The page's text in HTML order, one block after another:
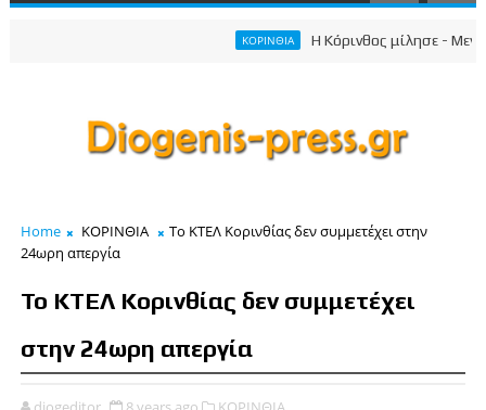
ΚΟΡΙΝΘΙΑ Η Κόρινθος μίλησε -
Home ΚΟΡΙΝΘΙΑ
Το ΚΤΕΛ Κορινθίας δεν συμμετέχει στην
24ωρη απεργία
Το ΚΤΕΛ Κορινθίας δεν συμμετέχει
στην 24ωρη απεργία